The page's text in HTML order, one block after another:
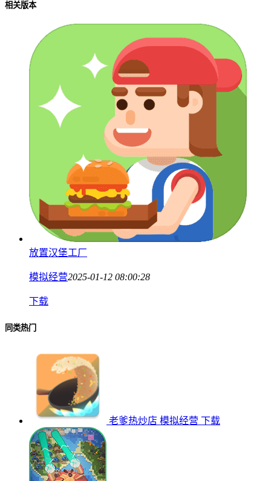
相关版本
放置汉堡工厂
模拟经营2025-01-12 08:00:28
下载
同类热门
老爹热炒店 模拟经营 下载